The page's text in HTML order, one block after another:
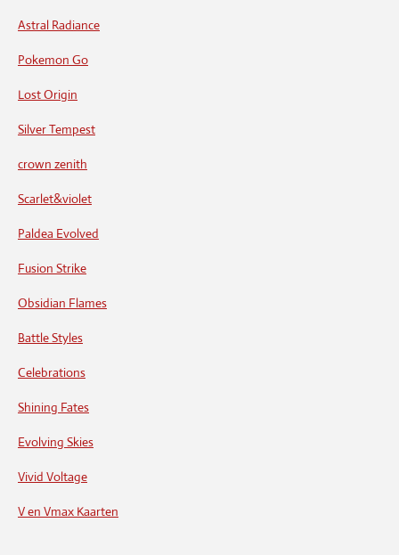
Astral Radiance
Pokemon Go
Lost Origin
Silver Tempest
crown zenith
Scarlet&violet
Paldea Evolved
Fusion Strike
Obsidian Flames
Battle Styles
Celebrations
Shining Fates
Evolving Skies
Vivid Voltage
V en Vmax Kaarten